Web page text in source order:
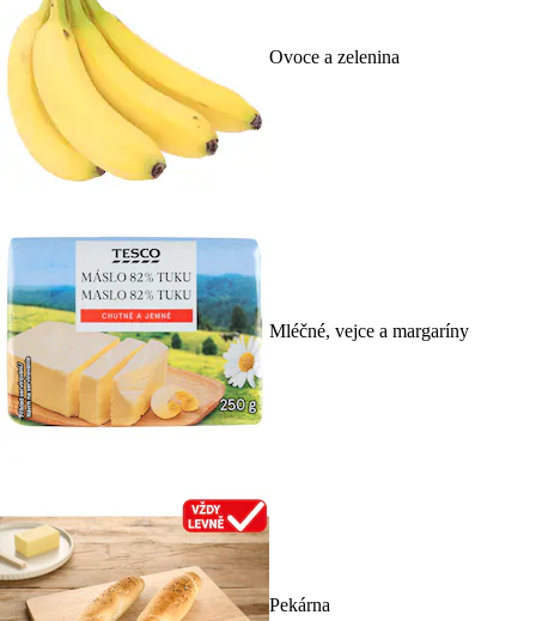
Ovoce a zelenina
Mléčné, vejce a margaríny
Pekárna